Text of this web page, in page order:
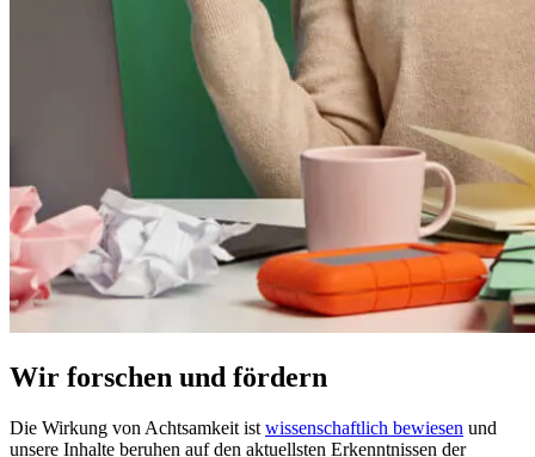
Wir forschen und fördern
Die Wirkung von Achtsamkeit ist wissenschaftlich bewiesen und
unsere Inhalte beruhen auf den aktuellsten Erkenntnissen der